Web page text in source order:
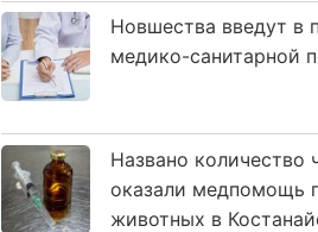
Новшества введут в
медико-санитарной
Названо количество
оказали медпомощь
животных в